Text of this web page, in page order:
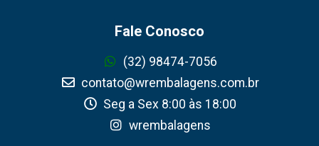
Fale Conosco
(32) 98474-7056
contato@wrembalagens.com.br
Seg a Sex 8:00 às 18:00
wrembalagens